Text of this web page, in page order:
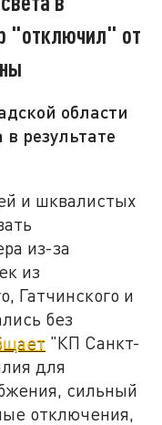
"отключил" от
области
в результате
и шквалистых
из-за
из
Гатчинского и
без
"КП Санкт-
для
сильный
отключения,